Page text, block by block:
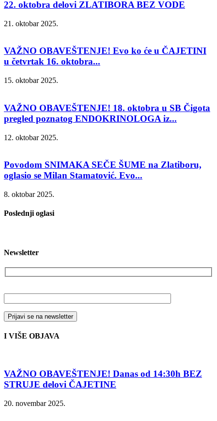
22. oktobra delovi ZLATIBORA BEZ VODE
21. oktobar 2025.
VAŽNO OBAVEŠTENJE! Evo ko će u ČAJETINI
u četvrtak 16. oktobra...
15. oktobar 2025.
VAŽNO OBAVEŠTENJE! 18. oktobra u SB Čigota
pregled poznatog ENDOKRINOLOGA iz...
12. oktobar 2025.
Povodom SNIMAKA SEČE ŠUME na Zlatiboru,
oglasio se Milan Stamatović. Evo...
8. oktobar 2025.
Poslednji oglasi
Newsletter
I VIŠE OBJAVA
VAŽNO OBAVEŠTENJE! Danas od 14:30h BEZ
STRUJE delovi ČAJETINE
20. novembar 2025.